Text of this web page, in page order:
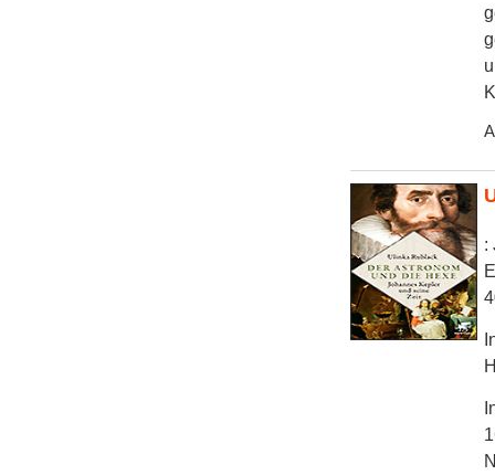
: